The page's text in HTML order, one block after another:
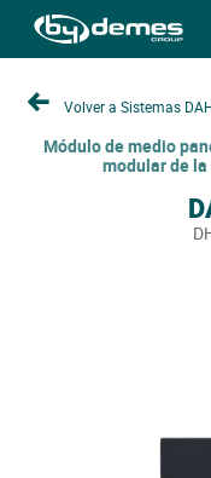
Volver a Sistemas
Módulo de medio
modular de la